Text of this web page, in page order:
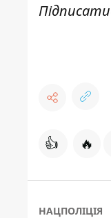
👍 🔥
НАЦПОЛІЦІЯ